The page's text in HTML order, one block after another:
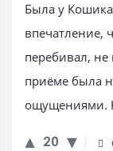
Была у
впечатление,
перебивал,
приёме была
ощущениями.
20